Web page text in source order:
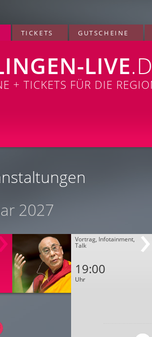
TICKETS GUTSCHEINE
LIVE
+ TICKETS FÜR DIE
2027
Vortrag, Infotainment,
Talk
19:00
Uhr